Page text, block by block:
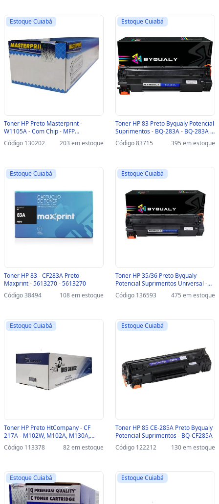
Estoque Cuiabá
Toner HP Preto Masterprint -
W1105A - Com Chip - MFP
135A/135W/137FNW/107A/107W -
204010221 / 204010277
Código 130202 203 em estoque
Estoque Cuiabá
Toner HP 83 Preto Byqualy Potencial
Suprimentos - BQ-283A - BQ-283A -
3564
Código 83715 395 em estoque
Estoque Cuiabá
Toner HP 83 - CF283A Preto
Maxprint - 5613270 - 5613270
Código 38494
108 em estoque
Estoque Cuiabá
Toner HP 35/36 Preto Byqualy
Potencial Suprimentos Universal -
CB-435/436/285/278-BY -
435/436/285/278-BY
Código 136593 475 em estoque
Estoque Cuiabá
Toner HP Preto HtCompany - CF
217A - M102W, M102A, M130A,
M130FN, M130FW, M130NW -
204010173
Código 113378 82 em estoque
Estoque Cuiabá
Toner HP 85 CE-285A Preto Byqualy
Potencial Suprimentos - BQ-CF285A
Código 122212
130 em estoque
Estoque Cuiabá Estoque Cuiabá